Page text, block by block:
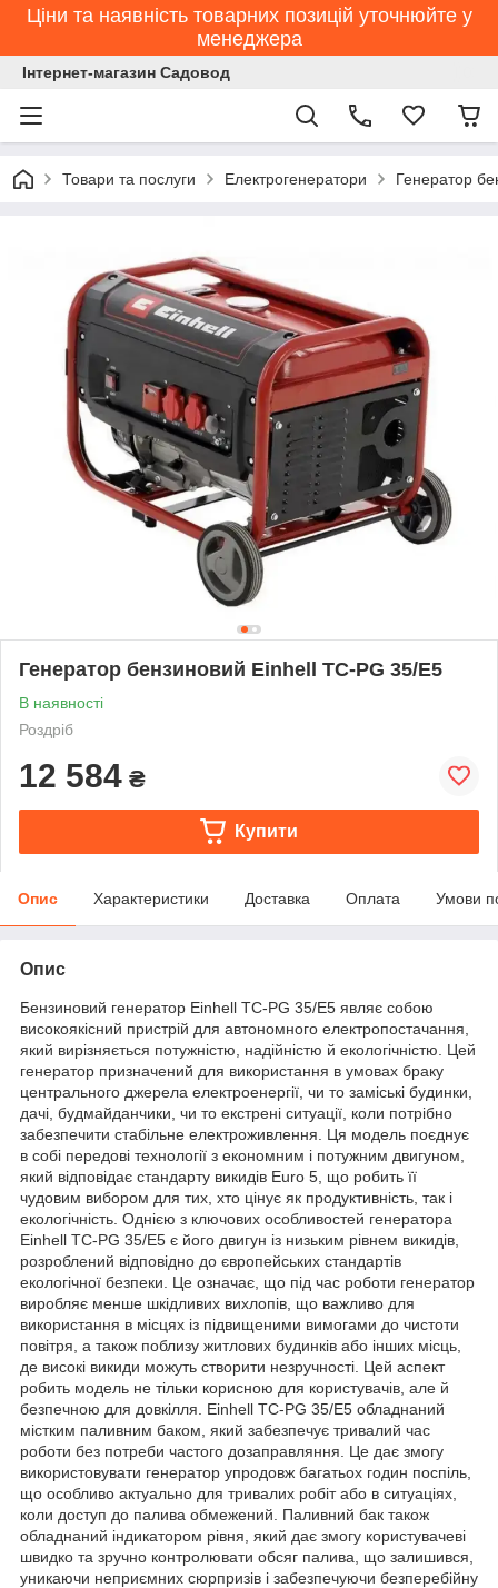
Ціни та наявність товарних позицій уточнюйте у
менеджера
Інтернет-магазин Садовод
Товари та послуги Електрогенератори Генератор
Генератор бензиновий Einhell TC-PG 35/E5
В наявності
Роздріб
12 584 ₴
Купити
Опис Характеристики Доставка Оплата Умови
Опис
Бензиновий генератор Einhell TC-PG 35/E5 являє собою
високоякісний пристрій для автономного електропостачання,
який вирізняється потужністю, надійністю й екологічністю. Цей
генератор призначений для використання в умовах браку
центрального джерела електроенергії, чи то заміські будинки,
дачі, будмайданчики, чи то екстрені ситуації, коли потрібно
забезпечити стабільне електроживлення. Ця модель поєднує
в собі передові технології з економним і потужним двигуном,
який відповідає стандарту викидів Euro 5, що робить її
чудовим вибором для тих, хто цінує як продуктивність, так і
екологічність. Однією з ключових особливостей генератора
Einhell TC-PG 35/E5 є його двигун із низьким рівнем викидів,
розроблений відповідно до європейських стандартів
екологічної безпеки. Це означає, що під час роботи генератор
виробляє менше шкідливих вихлопів, що важливо для
використання в місцях із підвищеними вимогами до чистоти
повітря, а також поблизу житлових будинків або інших місць,
де високі викиди можуть створити незручності. Цей аспект
робить модель не тільки корисною для користувачів, але й
безпечною для довкілля. Einhell TC-PG 35/E5 обладнаний
містким паливним баком, який забезпечує тривалий час
роботи без потреби частого дозаправляння. Це дає змогу
використовувати генератор упродовж багатьох годин поспіль,
що особливо актуально для тривалих робіт або в ситуаціях,
коли доступ до палива обмежений. Паливний бак також
обладнаний індикатором рівня, який дає змогу користувачеві
швидко та зручно контролювати обсяг палива, що залишився,
уникаючи неприємних сюрпризів і забезпечуючи безперебійну